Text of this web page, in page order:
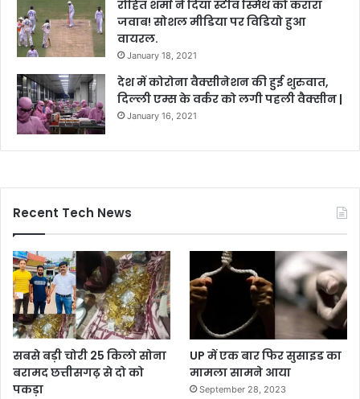
रोहित शर्मा ने दिया स्टीव स्मिथ को करारा
जवाब! सोशल मीडिया पर विडियो हुआ
वायरल.
January 18, 2021
देश में कोरोना वैक्सीनेशन की हुई शुरुवात,
दिल्ली एम्स के वर्कर को लगी पहली वैक्सीन |
January 16, 2021
Recent Tech News
सबसे बड़ी चोरी 25 किलो सोना
बरामद छत्तीसगढ़ से दो को
पकड़ा
UP में एक बार फिर सुसाइड का
मामला सामने आया
September 28, 2023